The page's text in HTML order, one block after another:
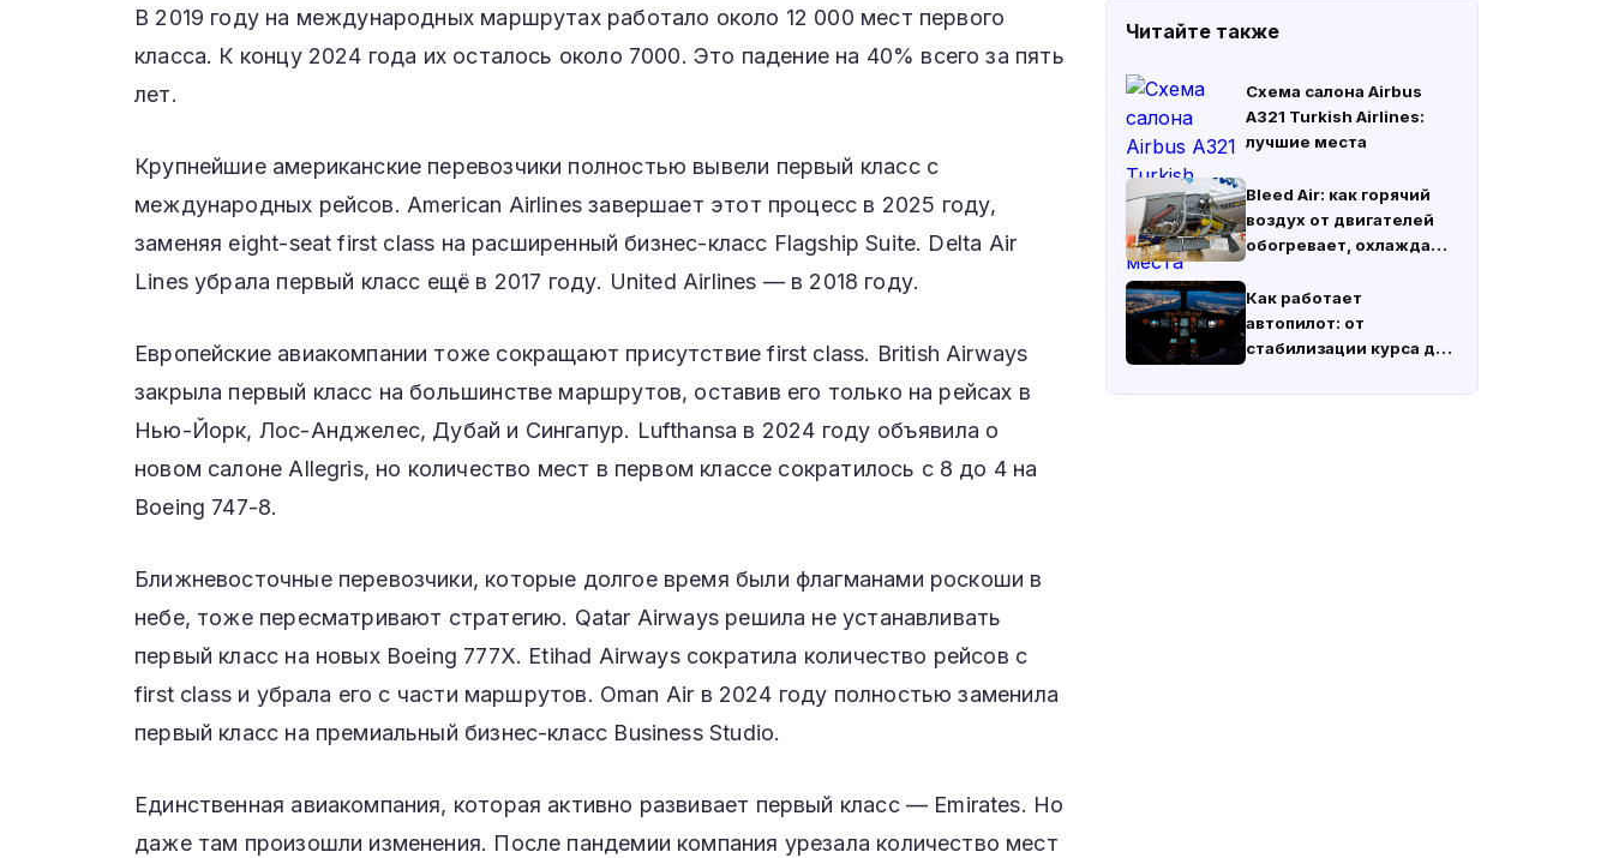
В 2019 году на международных маршрутах работало около 12 000 мест первого
класса. К концу 2024 года их осталось около 7000. Это падение на 40% всего за пять
лет.
Крупнейшие американские перевозчики полностью вывели первый класс с
международных рейсов. American Airlines завершает этот процесс в 2025 году,
заменяя eight-seat first class на расширенный бизнес-класс Flagship Suite. Delta Air
Lines убрала первый класс ещё в 2017 году. United Airlines — в 2018 году.
Европейские авиакомпании тоже сокращают присутствие first class. British Airways
закрыла первый класс на большинстве маршрутов, оставив его только на рейсах в
Нью-Йорк, Лос-Анджелес, Дубай и Сингапур. Lufthansa в 2024 году объявила о
новом салоне Allegris, но количество мест в первом классе сократилось с 8 до 4 на
Boeing 747-8.
Ближневосточные перевозчики, которые долгое время были флагманами роскоши в
небе, тоже пересматривают стратегию. Qatar Airways решила не устанавливать
первый класс на новых Boeing 777X. Etihad Airways сократила количество рейсов с
first class и убрала его с части маршрутов. Oman Air в 2024 году полностью заменила
первый класс на премиальный бизнес-класс Business Studio.
Единственная авиакомпания, которая активно развивает первый класс — Emirates. Но
даже там произошли изменения. После пандемии компания урезала количество мест
Читайте также
Схема салона Airbus
A321 Turkish Airlines:
лучшие места
Bleed Air: как горячий
воздух от двигателей
обогревает, охлаждает
Как работает
автопилот: от
стабилизации курса до